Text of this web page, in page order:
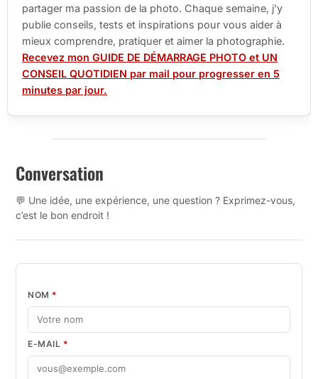
partager ma passion de la photo. Chaque semaine, j’y
publie conseils, tests et inspirations pour vous aider à
mieux comprendre, pratiquer et aimer la photographie.
Recevez mon GUIDE DE DÉMARRAGE PHOTO et UN
CONSEIL QUOTIDIEN par mail pour progresser en 5
minutes par jour.
Conversation
💬 Une idée, une expérience, une question ? Exprimez-vous,
c’est le bon endroit !
NOM *
E-MAIL *